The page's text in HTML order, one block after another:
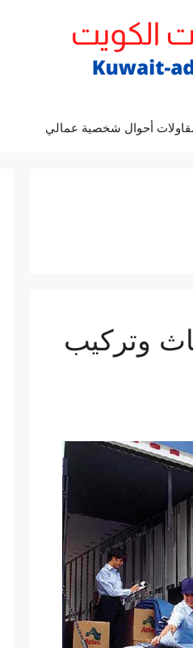
أحوال شخصية عمالي
52227344 نقل اثاث وتركيب